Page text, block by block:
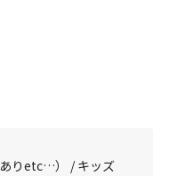
りetc…） / キッズ